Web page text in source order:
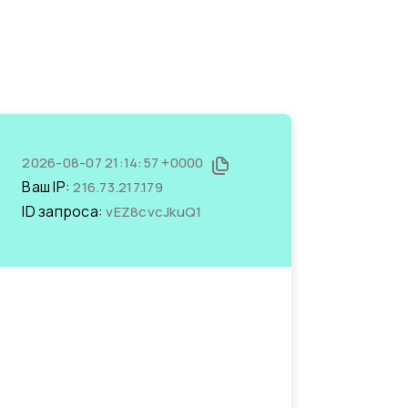
2026-08-07 21:14:57 +0000
Ваш IP:216.73.217.179
ID запроса:vEZ8cvcJkuQ1